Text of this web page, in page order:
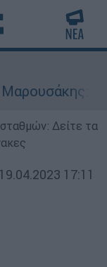
Δείτε τα
19.04.2023 17:11